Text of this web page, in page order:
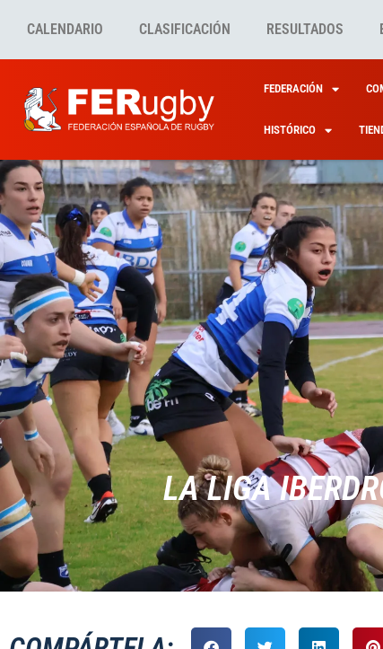
CALENDARIO CLASIFICACIÓN RESULTADOS
FEDERACIÓN
HISTÓRICO
LA LIGA